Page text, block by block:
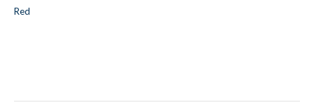
Red